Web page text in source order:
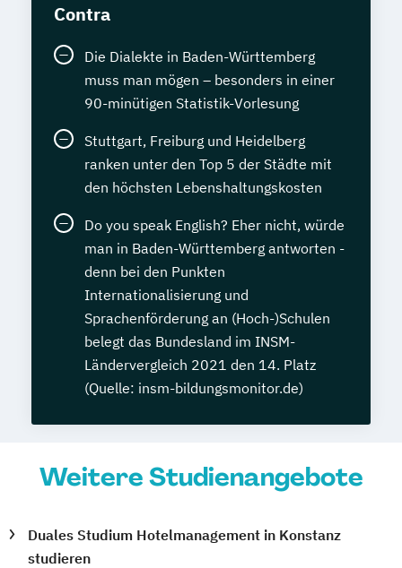
Contra
Die Dialekte in Baden-Württemberg
muss man mögen – besonders in einer
90-minütigen Statistik-Vorlesung
Stuttgart, Freiburg und Heidelberg
ranken unter den Top 5 der Städte mit
den höchsten Lebenshaltungskosten
Do you speak English? Eher nicht, würde
man in Baden-Württemberg antworten -
denn bei den Punkten
Internationalisierung und
Sprachenförderung an (Hoch-)Schulen
belegt das Bundesland im INSM-
Ländervergleich 2021 den 14. Platz
(Quelle: insm-bildungsmonitor.de)
Weitere Studienangebote
Duales Studium Hotelmanagement in Konstanz
studieren